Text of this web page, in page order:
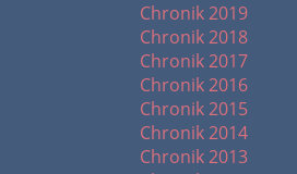
Chronik 2019
Chronik 2018
Chronik 2017
Chronik 2016
Chronik 2015
Chronik 2014
Chronik 2013